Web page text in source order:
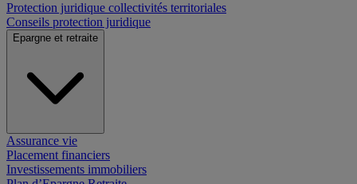
Protection juridique collectivités territoriales
Conseils protection juridique
Epargne et retraite
Assurance vie
Placement financiers
Investissements immobiliers